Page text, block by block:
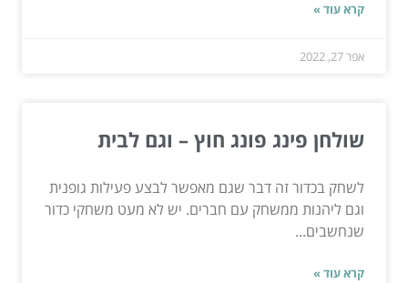
קרא עוד »
אפר 27, 2022
שולחן פינג פונג חוץ – וגם לבית
לשחק בכדור זה דבר שגם מאפשר לבצע פעילות גופנית
וגם ליהנות ממשחק עם חברים. יש לא מעט משחקי כדור
שנחשבים...
קרא עוד »